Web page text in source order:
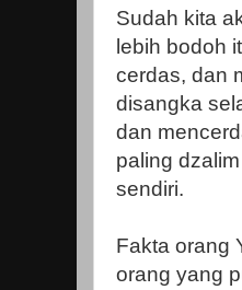
Sudah kita
lebih bodoh
cerdas, dan
disangka
dan
paling
sendiri.
Fakta orang
orang yang